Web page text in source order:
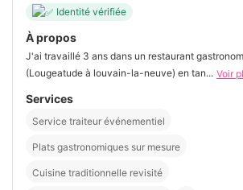
Identité vérifiée
À propos
J'ai travaillé 3 ans dans un restaurant
(Lougeatude à louvain-la-neuve) en tan... Voir
Services
Service traiteur événementiel
Plats gastronomiques sur mesure
Cuisine traditionnelle revisité